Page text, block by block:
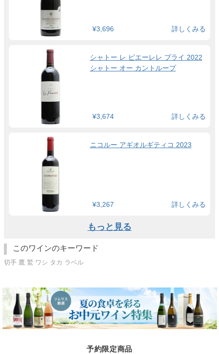
¥3,696 詳しくみる
シャトー レ ピエーレレ ブライ 2022
シャトー オー カントループ
¥3,674 詳しくみる
ニコルー アギオルギティコ 2023
¥3,267 詳しくみる
もっと見る
このワインのキーワード
切手 鷹 鷲 ワシ タカ ラベル
予約限定商品